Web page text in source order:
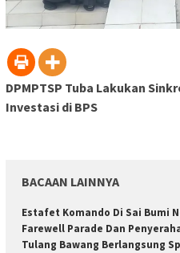
DPMPTSP Tuba Lakukan
Investasi di BPS
BACAAN LAINNYA
Estafet Komando Di Sai Bumi
Farewell Parade Dan
Tulang Bawang Berlangsung